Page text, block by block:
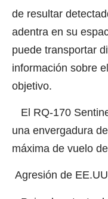
de resultar
adentra en su
puede transportar
información sobre
objetivo.
El RQ-170
una envergadura
máxima de vuelo
Agresión de